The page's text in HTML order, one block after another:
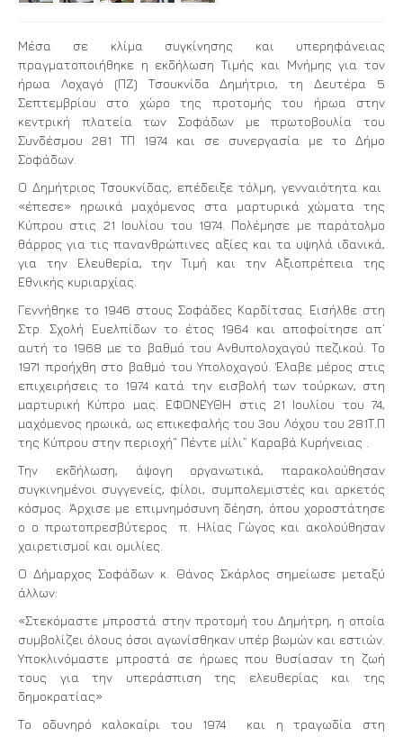
Μέσα σε κλίμα συγκίνησης και υπερηφάνειας
πραγματοποιήθηκε η εκδήλωση Τιμής και Μνήμης για τον
ήρωα Λοχαγό (ΠΖ) Τσουκνίδα Δηµήτριο, τη Δευτέρα 5
Σεπτεμβρίου στο χώρο της προτομής του ήρωα στην
κεντρική πλατεία των Σοφάδων με πρωτοβουλία του
Συνδέσμου 281 ΤΠ 1974 και σε συνεργασία με το Δήμο
Σοφάδων.
Ο Δημήτριος Τσουκνίδας, επέδειξε τόλμη, γενναιότητα και
«έπεσε» ηρωικά μαχόμενος στα μαρτυρικά χώματα της
Κύπρου στις 21 Ιουλίου του 1974. Πολέμησε με παράτολμο
θάρρος για τις πανανθρώπινες αξίες και τα υψηλά ιδανικά,
για την Ελευθερία, την Τιμή και την Αξιοπρέπεια της
Εθνικής κυριαρχίας.
Γεννήθηκε το 1946 στους Σοφάδες Καρδίτσας. Εισήλθε στη
Στρ. Σχολή Ευελπίδων το έτος 1964 και αποφοίτησε απ’
αυτή το 1968 µε το βαθµό του Ανθυπολοχαγού πεζικού. Το
1971 προήχθη στο βαθµό του Υπολοχαγού. Έλαβε µέρος στις
επιχειρήσεις το 1974 κατά την εισβολή των τούρκων, στη
µαρτυρική Κύπρο µας. ΕΦΟΝΕΎΘΗ στις 21 Ιουλίου του 74,
µαχόµενος ηρωικά, ως επικεφαλής του 3ου Λόχου του 281Τ.Π
της Κύπρου στην περιοχή“ Πέντε µίλι” Καραβά Κυρήνειας .
Την εκδήλωση, άψογη οργανωτικά, παρακολούθησαν
συγκινημένοι συγγενείς, φίλοι, συμπολεμιστές και αρκετός
κόσμος. Άρχισε με επιμνημόσυνη δέηση, όπου χοροστάτησε
ο ο πρωτοπρεσβύτερος π. Ηλίας Γώγος και ακολούθησαν
χαιρετισμοί και ομιλίες.
Ο Δήμαρχος Σοφάδων κ. Θάνος Σκάρλος σημείωσε μεταξύ
άλλων:
«Στεκόμαστε μπροστά στην προτομή του Δημήτρη, η οποία
συμβολίζει όλους όσοι αγωνίσθηκαν υπέρ βωμών και εστιών.
Υποκλινόμαστε μπροστά σε ήρωες που θυσίασαν τη ζωή
τους για την υπεράσπιση της ελευθερίας και της
δημοκρατίας»
Το οδυνηρό καλοκαίρι του 1974 και η τραγωδία στη